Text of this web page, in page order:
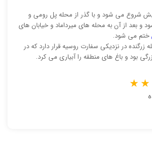
شروع می شود و با گذر از محله پل رومی و
و بعد از آن به محله های میرداماد و خیابان های
ختم می شود.
زرگنده در نزدیکی سفارت روسیه قرار دارد که در
بود و باغ های منطقه را آبیاری می کرد.